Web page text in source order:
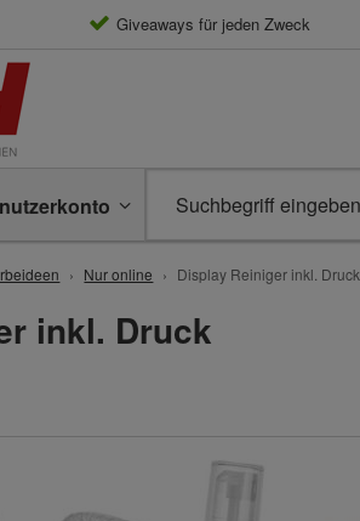
Giveaways für jeden Zweck
Nur online Display Reiniger inkl. Druck
inkl. Druck